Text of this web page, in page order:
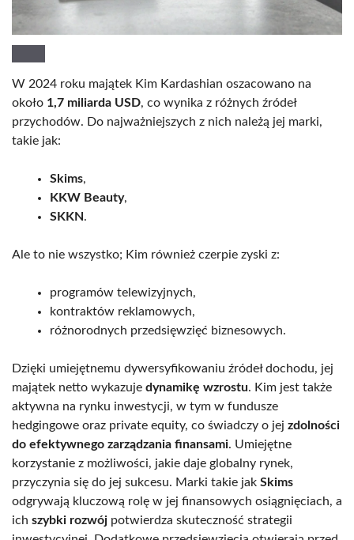
W 2024 roku majątek Kim Kardashian oszacowano na
około 1,7 miliarda USD, co wynika z różnych źródeł
przychodów. Do najważniejszych z nich należą jej marki,
takie jak:
Skims,
KKW Beauty,
SKKN.
Ale to nie wszystko; Kim również czerpie zyski z:
programów telewizyjnych,
kontraktów reklamowych,
różnorodnych przedsięwzięć biznesowych.
Dzięki umiejętnemu dywersyfikowaniu źródeł dochodu, jej
majątek netto wykazuje dynamikę wzrostu. Kim jest także
aktywna na rynku inwestycji, w tym w fundusze
hedgingowe oraz private equity, co świadczy o jej zdolności
do efektywnego zarządzania finansami. Umiejętne
korzystanie z możliwości, jakie daje globalny rynek,
przyczynia się do jej sukcesu. Marki takie jak Skims
odgrywają kluczową rolę w jej finansowych osiągnięciach, a
ich szybki rozwój potwierdza skuteczność strategii